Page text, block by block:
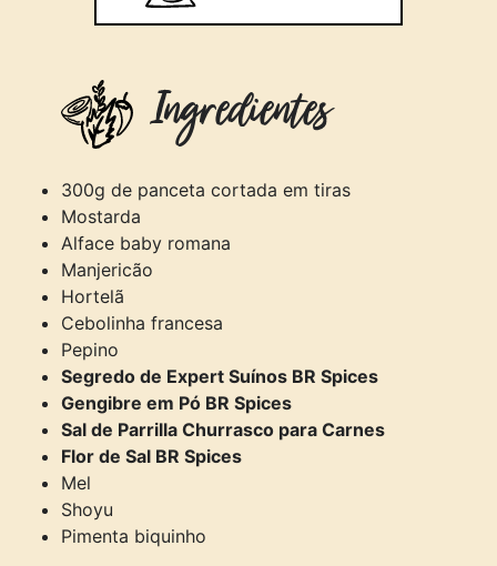
Ingredientes
300g de panceta cortada em tiras
Mostarda
Alface baby romana
Manjericão
Hortelã
Cebolinha francesa
Pepino
Segredo de Expert Suínos BR Spices
Gengibre em Pó BR Spices
Sal de Parrilla Churrasco para Carnes
Flor de Sal BR Spices
Mel
Shoyu
Pimenta biquinho